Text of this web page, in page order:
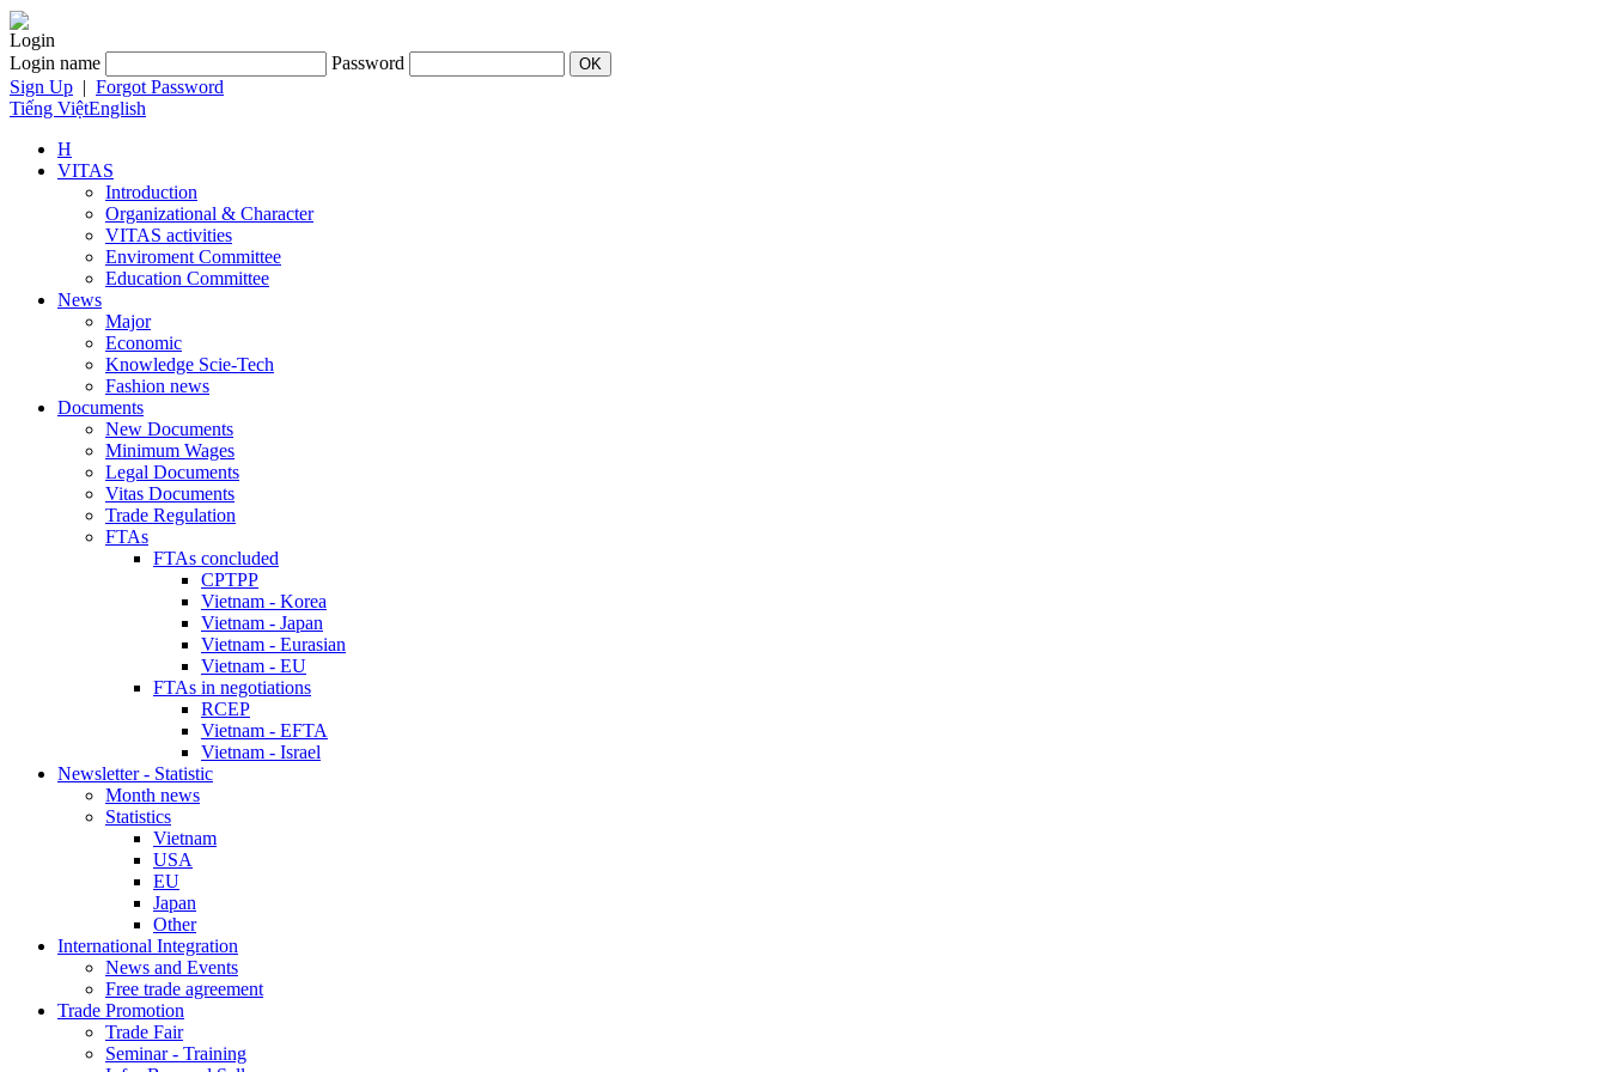
Login
Login name
Password
Sign Up | Forgot Password
Tiếng ViệtEnglish
H
VITAS
Introduction
Organizational & Character
VITAS activities
Enviroment Committee
Education Committee
News
Major
Economic
Knowledge Scie-Tech
Fashion news
Documents
New Documents
Minimum Wages
Legal Documents
Vitas Documents
Trade Regulation
FTAs
FTAs concluded
CPTPP
Vietnam - Korea
Vietnam - Japan
Vietnam - Eurasian
Vietnam - EU
FTAs in negotiations
RCEP
Vietnam - EFTA
Vietnam - Israel
Newsletter - Statistic
Month news
Statistics
Vietnam
USA
EU
Japan
Other
International Integration
News and Events
Free trade agreement
Trade Promotion
Trade Fair
Seminar - Training